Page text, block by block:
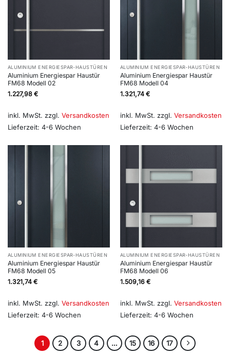
ALUMINIUM ENERGIESPAR-HAUSTÜREN
Aluminium Energiespar Haustür
FM68 Modell 02
1.227,98 €
inkl. MwSt. zzgl. Versandkosten
Lieferzeit: 4-6 Wochen
ALUMINIUM ENERGIESPAR-HAUSTÜREN
Aluminium Energiespar Haustür
FM68 Modell 04
1.321,74 €
inkl. MwSt. zzgl. Versandkosten
Lieferzeit: 4-6 Wochen
ALUMINIUM ENERGIESPAR-HAUSTÜREN
Aluminium Energiespar Haustür
FM68 Modell 05
1.321,74 €
inkl. MwSt. zzgl. Versandkosten
Lieferzeit: 4-6 Wochen
ALUMINIUM ENERGIESPAR-HAUSTÜREN
Aluminium Energiespar Haustür
FM68 Modell 06
1.509,16 €
inkl. MwSt. zzgl. Versandkosten
Lieferzeit: 4-6 Wochen
1 2 3 4 … 15 16 17